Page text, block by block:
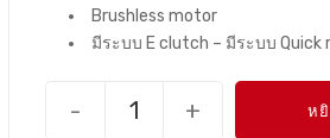
Brushless motor
มีระบบ E clutch – มีระบบ Quick
- + ห